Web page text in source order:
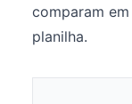
comparam
planilha.